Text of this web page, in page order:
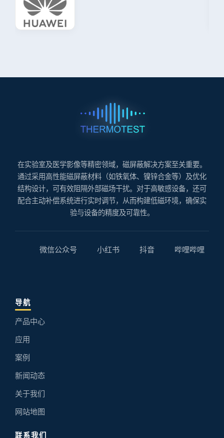
在实验室及医学影像等精密领域，磁屏蔽解决方案至关重要。
通过采用高性能磁屏蔽材料（如铁氧体、镍锌合金等）及优化
结构设计，可有效阻隔外部磁场干扰。对于高敏感设备，还可
配合主动补偿系统进行实时调节，从而构建低磁环境，确保实
验与设备的精度及可靠性。
微信公众号 小红书 抖音 哔哩哔哩
导航
产品中心
应用
案例
新闻动态
关于我们
网站地图
联系我们